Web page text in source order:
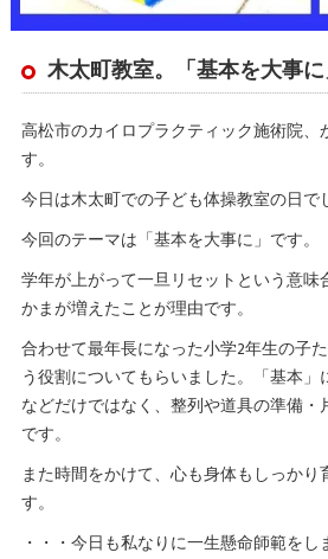
木太町教室。「基本を大事に
高松市のカイロプラクティック施術院、
す。
今日は木太町での子ども体操教室の日で
今回のテーマは「基本を大事に」です。
学年が上がって一旦リセットという意味
かまが増えたことが理由です。
合わせて最年長になった小学2年生の子
う役割についてもらいました。「基本
などだけではなく、整列や道具の準備・
です。
また時間をかけて、心も身体もしっかり
す。
・・・今日も私なりに一生懸命師範を